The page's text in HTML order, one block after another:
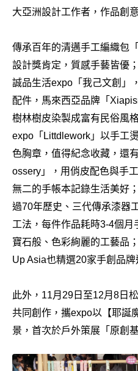
大亞洲設計工作者，作品創
傳承百年的清邁手工編織包
設計獎肯定，質感手藝皆優
誠品生活expo「我己文創」
配件，馬來西亞品牌「
樹林樹皮染製成富有民俗風
expo「Littdlework」以手工
色胸章，值得紀念收藏，還
ossery」，用俏皮配色與手
無二的手帳本記錄生活美好
過70年歷史、三代傳承漆器
工法，每件作品耗時3-4個
寶石般、色彩絢麗的工藝品
Up Asia也精選20家手創品牌
此外，11月29日至12月8日
共同創作，攜expo以【耶誕
景，首次於戶外策展「原創